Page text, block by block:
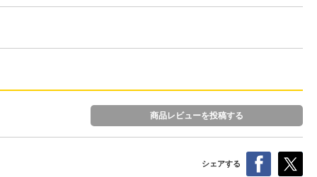
商品レビューを投稿する
シェアする